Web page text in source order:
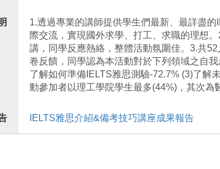
1.透過專業的講師提供學生們最新、最詳盡
際交流，實現國外求學、打工、求職的理想
講，同學反應熱絡，整體活動氛圍佳。3.共
卷反饋，同學認為本活動對於下列領域之自
了解如何準備IELTS雅思測驗-72.7% (3)了解
動參加者以理工學院學生最多(44%)，其次為
IELTS雅思介紹&備考技巧講座成果報告